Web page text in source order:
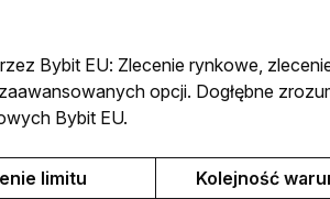
Bybit EU: Zlecenie rynkowe,
opcji. Dogłębne
Bybit EU.
limitu Kolejność